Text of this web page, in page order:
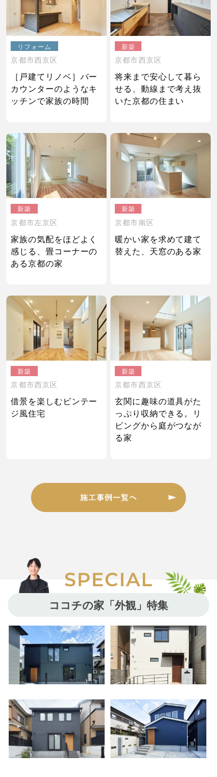
リフォーム
京都市西京区
［戸建てリノベ］バー
カウンターのようなキ
ッチンで家族の時間
新築
京都市西京区
将来まで安心して暮ら
せる、動線まで考え抜
いた京都の住まい
新築
京都市左京区
家族の気配をほどよく
感じる、畳コーナーの
ある京都の家
新築
京都市南区
暖かい家を求めて建て
替えた、天窓のある家
新築
京都市西京区
借景を楽しむビンテー
ジ風住宅
新築
京都市西京区
玄関に趣味の道具がた
っぷり収納できる。リ
ビングから庭がつなが
る家
ココチの家「外観」特集